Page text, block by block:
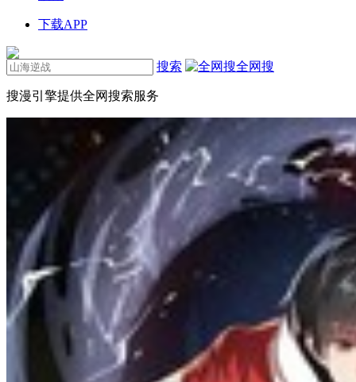
下载APP
搜索 全网搜
搜漫引擎提供全网搜索服务